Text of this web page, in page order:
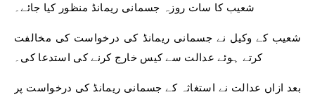
شعیب کا سات روزہ جسمانی ریمانڈ منظور کیا جائے۔
شعیب کے وکیل نے جسمانی ریمانڈ کی درخواست کی مخالفت
کرتے ہوئے عدالت سے کیس خارج کرنے کی استدعا کی۔
بعد ازاں عدالت نے استغاثہ کے جسمانی ریمانڈ کی درخواست پر